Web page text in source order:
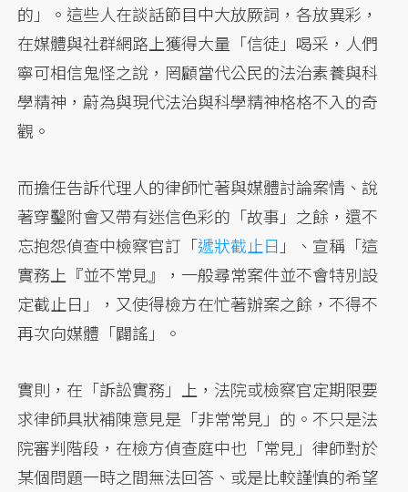
的」。這些人在談話節目中大放厥詞，各放異彩，
在媒體與社群網路上獲得大量「信徒」喝采，人們
寧可相信鬼怪之說，罔顧當代公民的法治素養與科
學精神，蔚為與現代法治與科學精神格格不入的奇
觀。
而擔任告訴代理人的律師忙著與媒體討論案情、說
著穿鑿附會又帶有迷信色彩的「故事」之餘，還不
忘抱怨偵查中檢察官訂「遞狀截止日 」、宣稱「這
實務上『並不常見』，一般尋常案件並不會特別設
定截止日」，又使得檢方在忙著辦案之餘，不得不
再次向媒體「闢謠」。
實則，在「訴訟實務」上，法院或檢察官定期限要
求律師具狀補陳意見是「非常常見」的。不只是法
院審判階段，在檢方偵查庭中也「常見」律師對於
某個問題一時之間無法回答、或是比較謹慎的希望